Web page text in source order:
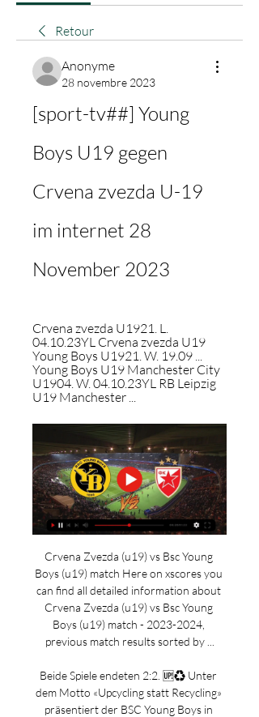
Retour
Anonyme
28 novembre 2023
[sport-tv##] Young
Boys U19 gegen
Crvena zvezda U-19
im internet 28
November 2023
Crvena zvezda U1921. L.
04.10.23YL Crvena zvezda U19
Young Boys U1921. W. 19.09 ...
Young Boys U19 Manchester City
U1904. W. 04.10.23YL RB Leipzig
U19 Manchester ...
Crvena Zvezda (u19) vs Bsc Young
Boys (u19) match Here on xscores you
can find all detailed information about
Crvena Zvezda (u19) vs Bsc Young
Boys (u19) match - 2023-2024,
previous match results sorted by ...
Beide Spiele endeten 2:2. 🆙♻️ Unter
dem Motto «Upcycling statt Recycling»
präsentiert der BSC Young Boys in